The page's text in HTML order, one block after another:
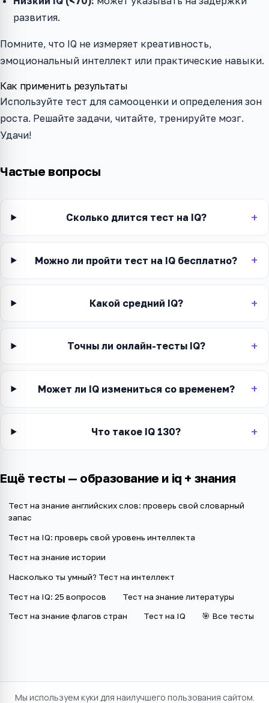
развития.
Помните, что IQ не измеряет креативность,
эмоциональный интеллект или практические навыки.
Как применить результаты
Используйте тест для самооценки и определения зон
роста. Решайте задачи, читайте, тренируйте мозг.
Удачи!
Частые вопросы
Сколько длится тест на IQ?
Можно ли пройти тест на IQ бесплатно?
Какой средний IQ?
Точны ли онлайн-тесты IQ?
Может ли IQ измениться со временем?
Что такое IQ 130?
Ещё тесты — образование и iq + знания
Тест на знание английских слов: проверь свой словарный
запас
Тест на IQ: проверь свой уровень интеллекта
Тест на знание истории
Насколько ты умный? Тест на интеллект
Тест на IQ: 25 вопросов Тест на знание литературы
Тест на знание флагов стран Тест на IQ 🎯 Все тесты
Мы используем куки для наилучшего пользования сайтом.